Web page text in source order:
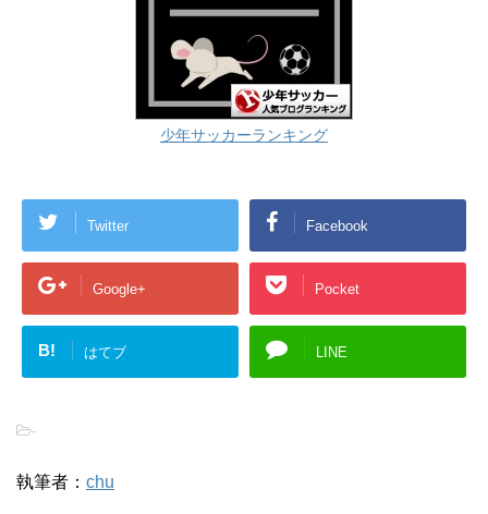
少年サッカーランキング
Twitter Facebook
Google+ Pocket
B! はてブ LINE
-
執筆者： chu